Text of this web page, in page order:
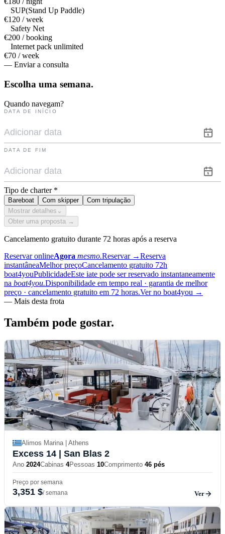
SUP(Stand Up Paddle)
€120 / week
Safety Net
€200 / booking
Internet pack unlimited
€70 / week
— Enviar a consulta
Escolha uma semana.
Quando navegam?
DATA DE INÍCIO
DATA DE FIM
Tipo de charter *
Bareboat Com skipper
Com tripulação
Mostrar detalhes ⌄
Obter uma proposta →
Cancelamento gratuito durante 72 horas após a reserva
Reservar onlineAgora mesmo.Reservar →Reserva
instantâneaMelhor preçoCancelamento gratuito 72h
boat4youPublicidadeEste iate pode ser reservado instantaneamente
na boat4you.Disponibilidade em tempo real · garantia de melhor
preço · cancelamento gratuito em 72 horas.Ver no boat4you →
— Mais desta frota
Também pode gostar.
Alimos Marina | Athens
Excess 14 | San Blas 2
Ano 2024Cabinas 4Pessoas 10Comprimento 46 pés
Preço por semana
3,351 $/ semana Ver